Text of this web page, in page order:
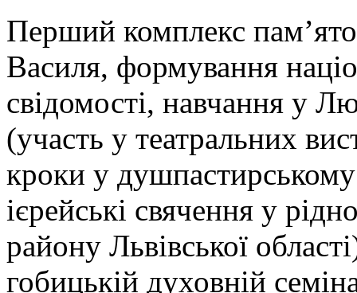
Перший комплекс
Василя, формування
свідомості, навчання у
(участь у театральних
кроки у душпастирському
ієрейські свячення у
району Львівської
гобицькій духовній